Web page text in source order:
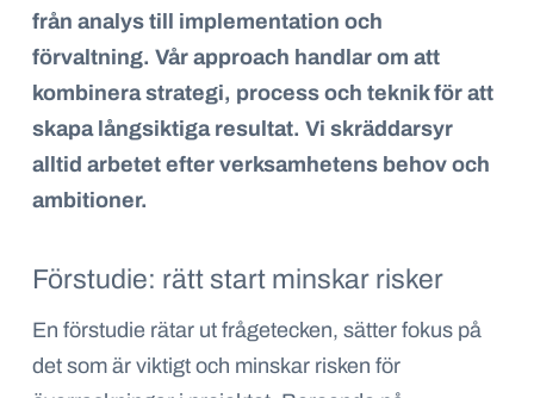
från analys till implementation och
förvaltning. Vår approach handlar om att
kombinera strategi, process och teknik för att
skapa långsiktiga resultat. Vi skräddarsyr
alltid arbetet efter verksamhetens behov och
ambitioner.
Förstudie: rätt start minskar risker
En förstudie rätar ut frågetecken, sätter fokus på
det som är viktigt och minskar risken för